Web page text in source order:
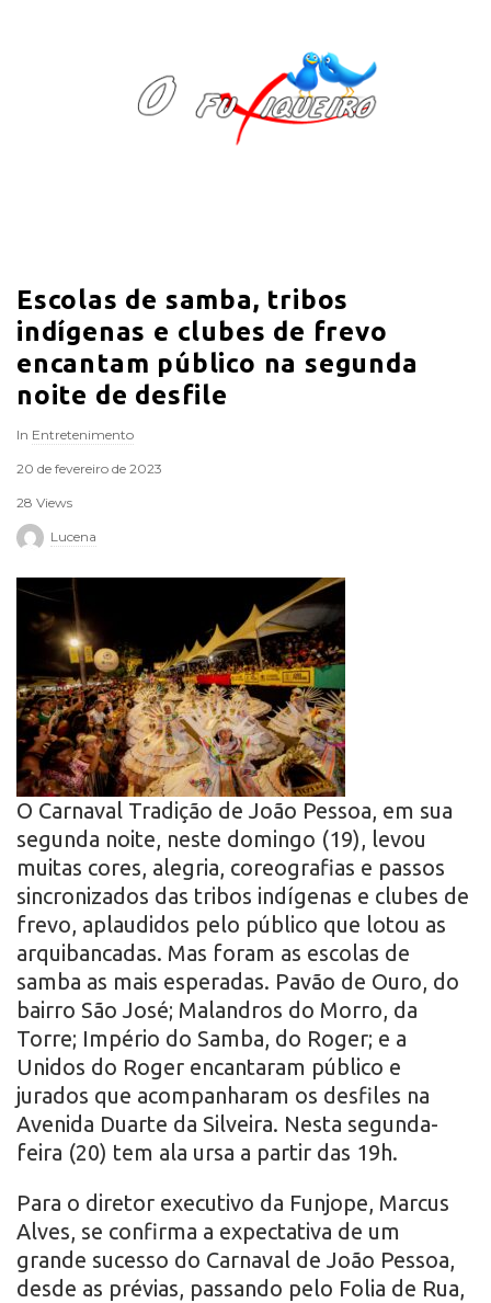
F
q
u
e
i
o
Escolas de samba, tribos
indígenas e clubes de frevo
encantam público na segunda
noite de desfile
In Entretenimento
20 de fevereiro de 2023
28 Views
Lucena
O Carnaval Tradição de João Pessoa, em sua
segunda noite, neste domingo (19), levou
muitas cores, alegria, coreografias e passos
sincronizados das tribos indígenas e clubes de
frevo, aplaudidos pelo público que lotou as
arquibancadas. Mas foram as escolas de
samba as mais esperadas. Pavão de Ouro, do
bairro São José; Malandros do Morro, da
Torre; Império do Samba, do Roger; e a
Unidos do Roger encantaram público e
jurados que acompanharam os desfiles na
Avenida Duarte da Silveira. Nesta segunda-
feira (20) tem ala ursa a partir das 19h.
Para o diretor executivo da Funjope, Marcus
Alves, se confirma a expectativa de um
grande sucesso do Carnaval de João Pessoa,
desde as prévias, passando pelo Folia de Rua,